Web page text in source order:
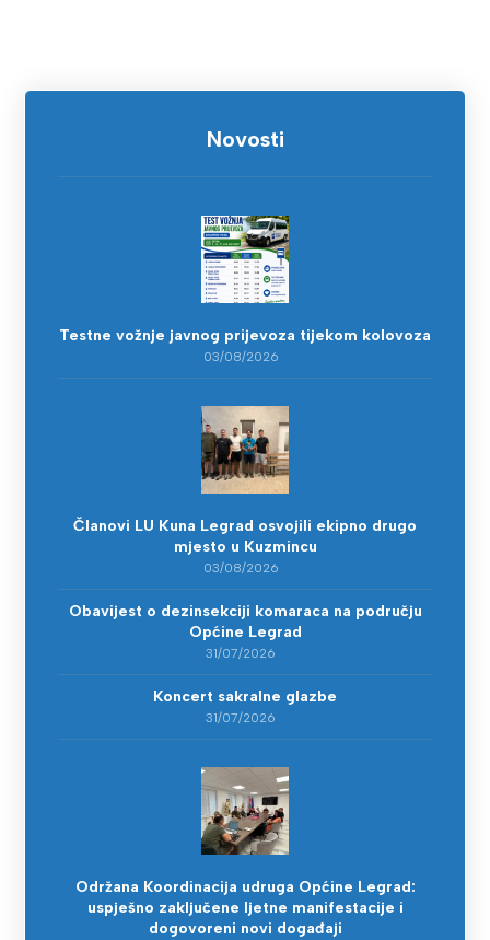
Novosti
Testne vožnje javnog prijevoza tijekom kolovoza
03/08/2026
Članovi LU Kuna Legrad osvojili ekipno drugo
mjesto u Kuzmincu
03/08/2026
Obavijest o dezinsekciji komaraca na području
Općine Legrad
31/07/2026
Koncert sakralne glazbe
31/07/2026
Održana Koordinacija udruga Općine Legrad:
uspješno zaključene ljetne manifestacije i
dogovoreni novi događaji